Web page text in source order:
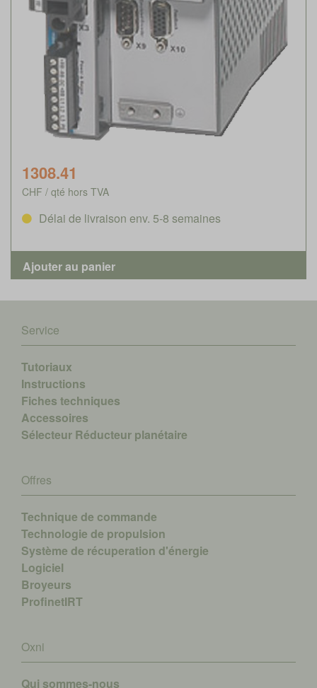
1308.41
CHF / qté hors TVA
Délai de livraison env. 5-8 semaines
Service
Tutoriaux
Instructions
Fiches techniques
Accessoires
Sélecteur Réducteur planétaire
Offres
Technique de commande
Technologie de propulsion
Système de récuperation d'énergie
Logiciel
Broyeurs
ProfinetIRT
Oxni
Qui sommes-nous